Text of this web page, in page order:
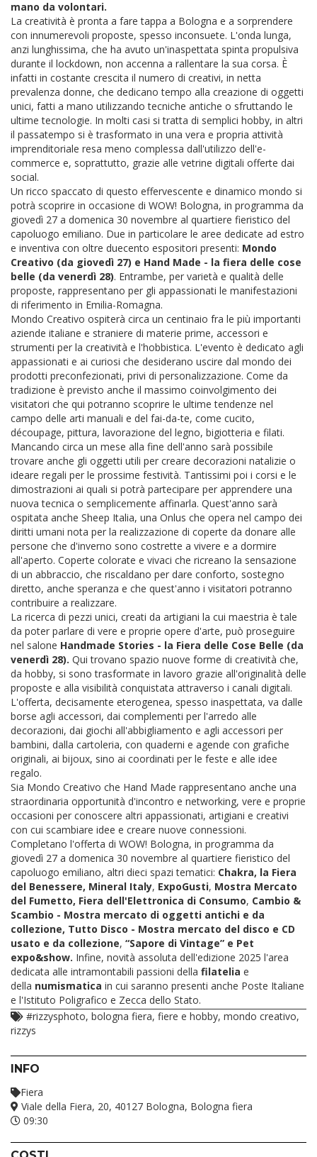
mano da volontari.
La creatività è pronta a fare tappa a Bologna e a sorprendere
con innumerevoli proposte, spesso inconsuete. L'onda lunga,
anzi lunghissima, che ha avuto un'inaspettata spinta propulsiva
durante il lockdown, non accenna a rallentare la sua corsa. È
infatti in costante crescita il numero di creativi, in netta
prevalenza donne, che dedicano tempo alla creazione di oggetti
unici, fatti a mano utilizzando tecniche antiche o sfruttando le
ultime tecnologie. In molti casi si tratta di semplici hobby, in altri
il passatempo si è trasformato in una vera e propria attività
imprenditoriale resa meno complessa dall'utilizzo dell'e-
commerce e, soprattutto, grazie alle vetrine digitali offerte dai
social.
Un ricco spaccato di questo effervescente e dinamico mondo si
potrà scoprire in occasione di WOW! Bologna, in programma da
giovedì 27 a domenica 30 novembre al quartiere fieristico del
capoluogo emiliano. Due in particolare le aree dedicate ad estro
e inventiva con oltre duecento espositori presenti: Mondo
Creativo (da giovedì 27) e Hand Made - la fiera delle cose
belle (da venerdì 28). Entrambe, per varietà e qualità delle
proposte, rappresentano per gli appassionati le manifestazioni
di riferimento in Emilia-Romagna.
Mondo Creativo ospiterà circa un centinaio fra le più importanti
aziende italiane e straniere di materie prime, accessori e
strumenti per la creatività e l'hobbistica. L'evento è dedicato agli
appassionati e ai curiosi che desiderano uscire dal mondo dei
prodotti preconfezionati, privi di personalizzazione. Come da
tradizione è previsto anche il massimo coinvolgimento dei
visitatori che qui potranno scoprire le ultime tendenze nel
campo delle arti manuali e del fai-da-te, come cucito,
découpage, pittura, lavorazione del legno, bigiotteria e filati.
Mancando circa un mese alla fine dell'anno sarà possibile
trovare anche gli oggetti utili per creare decorazioni natalizie o
ideare regali per le prossime festività. Tantissimi poi i corsi e le
dimostrazioni ai quali si potrà partecipare per apprendere una
nuova tecnica o semplicemente affinarla. Quest'anno sarà
ospitata anche Sheep Italia, una Onlus che opera nel campo dei
diritti umani nota per la realizzazione di coperte da donare alle
persone che d'inverno sono costrette a vivere e a dormire
all'aperto. Coperte colorate e vivaci che ricreano la sensazione
di un abbraccio, che riscaldano per dare conforto, sostegno
diretto, anche speranza e che quest'anno i visitatori potranno
contribuire a realizzare.
La ricerca di pezzi unici, creati da artigiani la cui maestria è tale
da poter parlare di vere e proprie opere d'arte, può proseguire
nel salone Handmade Stories - la Fiera delle Cose Belle (da
venerdì 28). Qui trovano spazio nuove forme di creatività che,
da hobby, si sono trasformate in lavoro grazie all'originalità delle
proposte e alla visibilità conquistata attraverso i canali digitali.
L'offerta, decisamente eterogenea, spesso inaspettata, va dalle
borse agli accessori, dai complementi per l'arredo alle
decorazioni, dai giochi all'abbigliamento e agli accessori per
bambini, dalla cartoleria, con quaderni e agende con grafiche
originali, ai bijoux, sino ai coordinati per le feste e alle idee
regalo.
Sia Mondo Creativo che Hand Made rappresentano anche una
straordinaria opportunità d'incontro e networking, vere e proprie
occasioni per conoscere altri appassionati, artigiani e creativi
con cui scambiare idee e creare nuove connessioni.
Completano l'offerta di WOW! Bologna, in programma da
giovedì 27 a domenica 30 novembre al quartiere fieristico del
capoluogo emiliano, altri dieci spazi tematici: Chakra, la Fiera
del Benessere, Mineral Italy, ExpoGusti, Mostra Mercato
del Fumetto, Fiera dell'Elettronica di Consumo, Cambio &
Scambio - Mostra mercato di oggetti antichi e da
collezione, Tutto Disco - Mostra mercato del disco e CD
usato e da collezione, “Sapore di Vintage” e Pet
expo&show. Infine, novità assoluta dell'edizione 2025 l'area
dedicata alle intramontabili passioni della filatelia e
della numismatica in cui saranno presenti anche Poste Italiane
e l'Istituto Poligrafico e Zecca dello Stato.
#rizzysphoto, bologna fiera, fiere e hobby, mondo creativo,
rizzys
INFO
Fiera
Viale della Fiera, 20, 40127 Bologna, Bologna fiera
09:30